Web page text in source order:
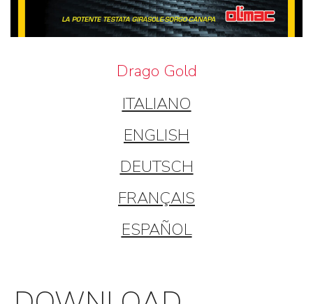
Drago Gold
ITALIANO
ENGLISH
DEUTSCH
FRANÇAIS
ESPAÑOL